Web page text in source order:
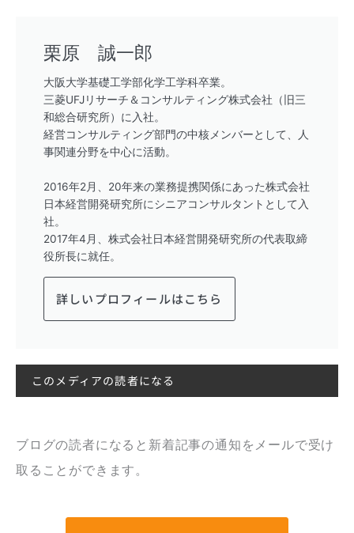
栗原 誠一郎
大阪大学基礎工学部化学工学科卒業。
三菱UFJリサーチ＆コンサルティング株式会社（旧三
和総合研究所）に入社。
経営コンサルティング部門の中核メンバーとして、人
事関連分野を中心に活動。
2016年2月、20年来の業務提携関係にあった株式会社
日本経営開発研究所にシニアコンサルタントとして入
社。
2017年4月、株式会社日本経営開発研究所の代表取締
役所長に就任。
詳しいプロフィールはこちら
このメディアの読者になる
ブログの読者になると新着記事の通知をメールで受け
取ることができます。